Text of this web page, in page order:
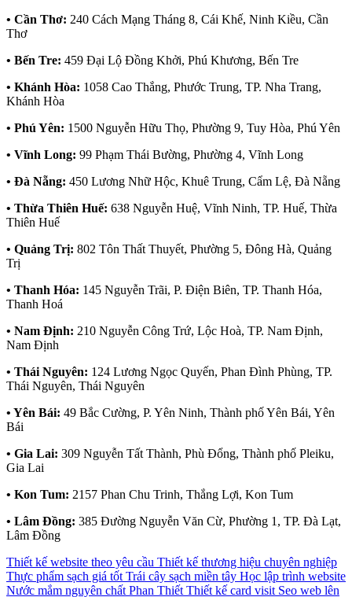
• Cần Thơ: 240 Cách Mạng Tháng 8, Cái Khế, Ninh Kiều, Cần
Thơ
• Bến Tre: 459 Đại Lộ Đồng Khởi, Phú Khương, Bến Tre
• Khánh Hòa: 1058 Cao Thắng, Phước Trung, TP. Nha Trang,
Khánh Hòa
• Phú Yên: 1500 Nguyễn Hữu Thọ, Phường 9, Tuy Hòa, Phú Yên
• Vĩnh Long: 99 Phạm Thái Bường, Phường 4, Vĩnh Long
• Đà Nẵng: 450 Lương Nhữ Hộc, Khuê Trung, Cẩm Lệ, Đà Nẵng
• Thừa Thiên Huế: 638 Nguyễn Huệ, Vĩnh Ninh, TP. Huế, Thừa
Thiên Huế
• Quảng Trị: 802 Tôn Thất Thuyết, Phường 5, Đông Hà, Quảng
Trị
• Thanh Hóa: 145 Nguyễn Trãi, P. Điện Biên, TP. Thanh Hóa,
Thanh Hoá
• Nam Định: 210 Nguyễn Công Trứ, Lộc Hoà, TP. Nam Định,
Nam Định
• Thái Nguyên: 124 Lương Ngọc Quyến, Phan Đình Phùng, TP.
Thái Nguyên, Thái Nguyên
• Yên Bái: 49 Bắc Cường, P. Yên Ninh, Thành phố Yên Bái, Yên
Bái
• Gia Lai: 309 Nguyễn Tất Thành, Phù Đổng, Thành phố Pleiku,
Gia Lai
• Kon Tum: 2157 Phan Chu Trinh, Thắng Lợi, Kon Tum
• Lâm Đồng: 385 Đường Nguyễn Văn Cừ, Phường 1, TP. Đà Lạt,
Lâm Đồng
Thiết kế website theo yêu cầu Thiết kế thương hiệu chuyên nghiệp
Thực phẩm sạch giá tốt Trái cây sạch miền tây Học lập trình website
Nước mắm nguyên chất Phan Thiết Thiết kế card visit Seo web lên